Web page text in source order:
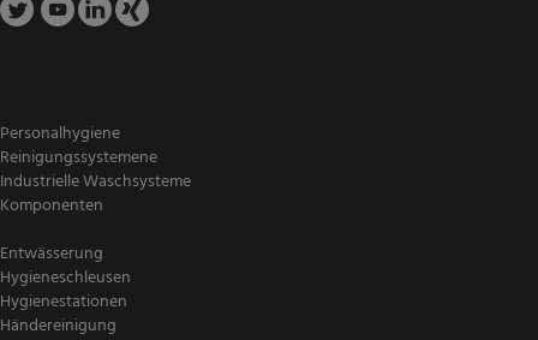
Personalhygiene
Reinigungssystemene
Industrielle Waschsysteme
Komponenten
Entwässerung
Hygieneschleusen
Hygienestationen
Händereinigung